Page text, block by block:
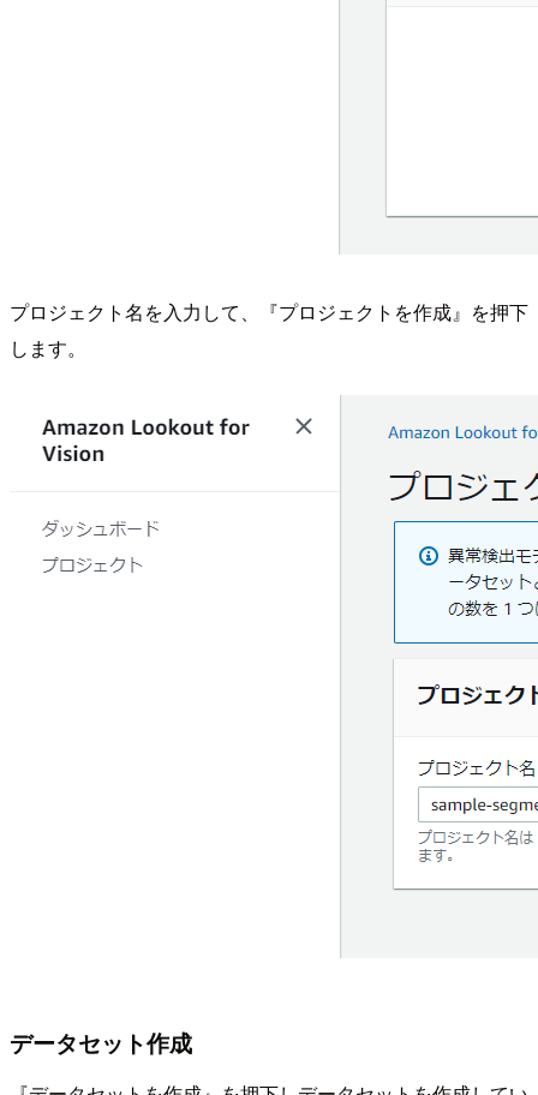
プロジェクト名を入力して、『プロジェクトを作成』を押下
します。
データセット作成